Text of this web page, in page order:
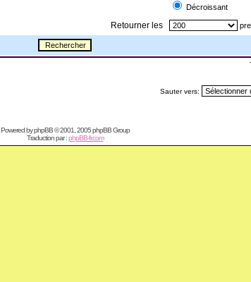
Décroissant
Retourner les
Sauter vers:
Powered byphpBB© 2001, 2005 phpBB Group
Traduction par :phpBB-fr.com